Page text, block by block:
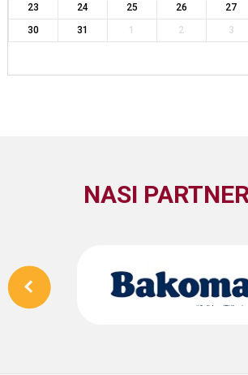
23
24 25 26 27
30
31 1 2 3
NASI